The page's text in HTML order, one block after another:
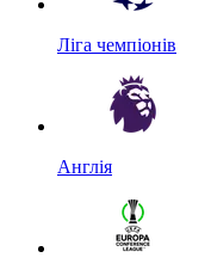
Ліга чемпіонів
Англія